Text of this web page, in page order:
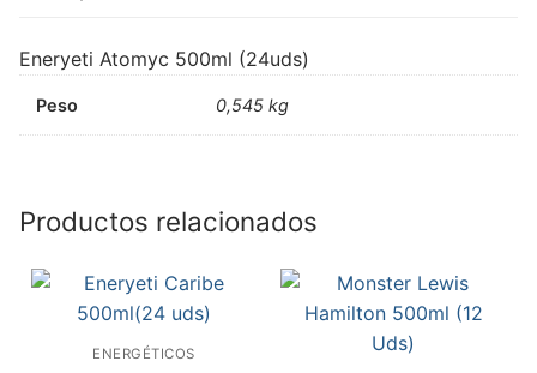
Eneryeti Atomyc 500ml (24uds)
Peso 0,545 kg
Productos relacionados
ENERGÉTICOS